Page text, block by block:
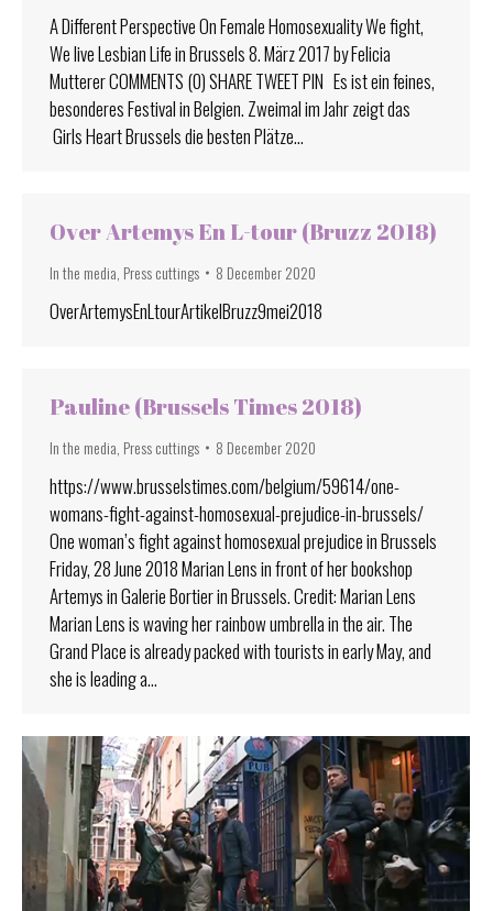
A Different Perspective On Female Homosexuality We fight,
We live Lesbian Life in Brussels 8. März 2017 by Felicia
Mutterer COMMENTS (0) SHARE TWEET PIN Es ist ein feines,
besonderes Festival in Belgien. Zweimal im Jahr zeigt das
Girls Heart Brussels die besten Plätze…
Over Artemys En L-tour (Bruzz 2018)
In the media Press cuttings 8 December 2020
OverArtemysEnLtourArtikelBruzz9mei2018
Pauline (Brussels Times 2018)
In the media Press cuttings 8 December 2020
https://www.brusselstimes.com/belgium/59614/one-
womans-fight-against-homosexual-prejudice-in-brussels/
One woman’s fight against homosexual prejudice in Brussels
Friday, 28 June 2018 Marian Lens in front of her bookshop
Artemys in Galerie Bortier in Brussels. Credit: Marian Lens
Marian Lens is waving her rainbow umbrella in the air. The
Grand Place is already packed with tourists in early May, and
she is leading a…